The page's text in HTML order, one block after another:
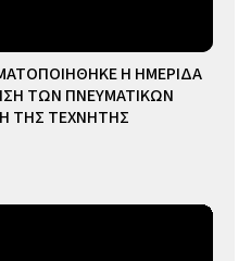
Η ΗΜΕΡΙΔΑ
ΤΩΝ ΠΝΕΥΜΑΤΙΚΩΝ
ΤΗΣ ΤΕΧΝΗΤΗΣ